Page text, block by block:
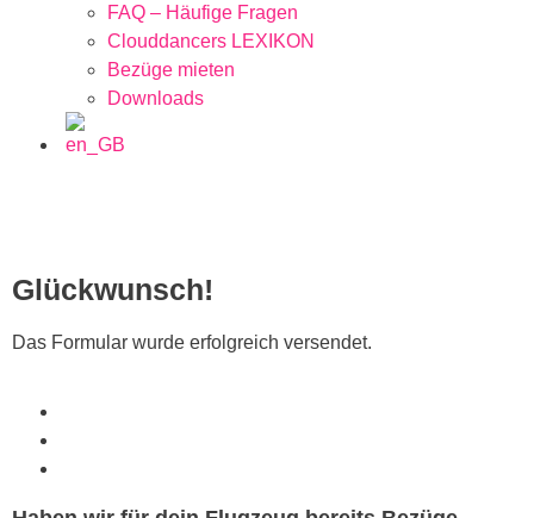
FAQ – Häufige Fragen
Clouddancers LEXIKON
Bezüge mieten
Downloads
Glückwunsch!
Das Formular wurde erfolgreich versendet.